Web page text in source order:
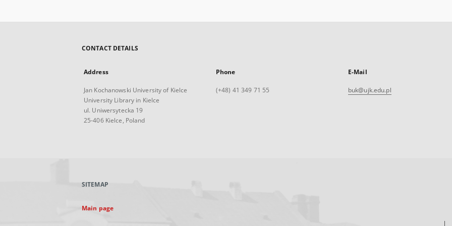
CONTACT DETAILS
Address
Jan Kochanowski University of Kielce
University Library in Kielce
ul. Uniwersytecka 19
25-406 Kielce, Poland
Phone
(+48) 41 349 71 55
E-Mail
buk@ujk.edu.pl
SITEMAP
Main page